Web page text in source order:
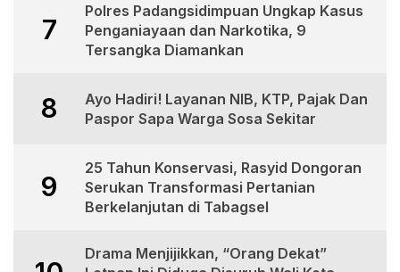
7
Polres Padangsidimpuan Ungkap Kasus
Penganiayaan dan Narkotika, 9
Tersangka Diamankan
8
Ayo Hadiri! Layanan NIB, KTP, Pajak Dan
Paspor Sapa Warga Sosa Sekitar
9
25 Tahun Konservasi, Rasyid Dongoran
Serukan Transformasi Pertanian
Berkelanjutan di Tabagsel
Drama Menjijikkan, “Orang Dekat”